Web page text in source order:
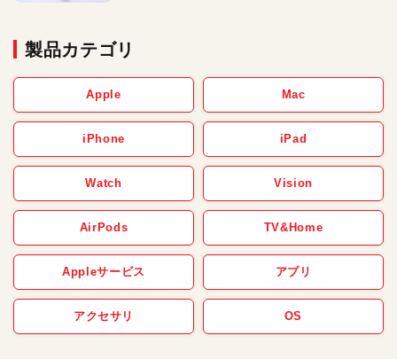
製品カテゴリ
Apple Mac
iPhone iPad
Watch Vision
AirPods TV&Home
Appleサービス アプリ
アクセサリ OS